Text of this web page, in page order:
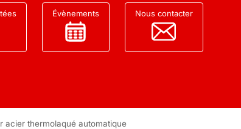
Évènements Nous contacter
acier thermolaqué automatique